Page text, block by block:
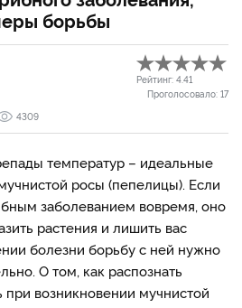
борьбы
Рейтинг: 4.41
Проголосовало: 17
4309
температур – идеальные
росы (пепелицы). Если
заболеванием вовремя, оно
растения и лишить вас
болезни борьбу с ней нужно
О том, как распознать
при возникновении мучнистой